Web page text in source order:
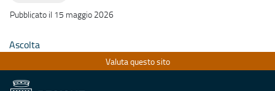
Pubblicato il 15 maggio 2026
Ascolta
Valuta questo sito